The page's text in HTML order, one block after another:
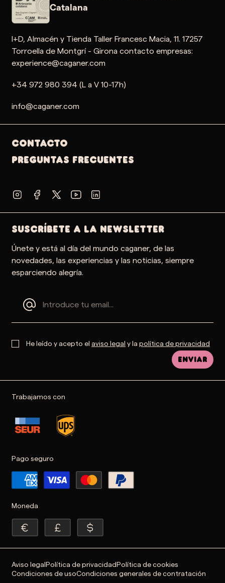
Catalana
I+D, Almacén y Tienda Taller Francesc Macia, 11. 17257
Torroella de Montgrí - Girona contacto empresas:
experience@caganer.com
+34 972 980 394 (L a V 10-17h)
info@caganer.com
Contacto
PREGUNTAS FRECUENTES
SUSCRÍBETE A LA NEWSLETTER
Únete y está al día del mundo caganer, de las
novedades, las experiencias y las noticias, siempre
esparciendo alegría.
He leído y acepto el aviso legal y la política de privacidad
Enviar
Trabajamos con
Pago seguro
Moneda
Aviso legalPolítica de privacidadPolítica de cookies
Condiciones de usoCondiciones generales de contratación